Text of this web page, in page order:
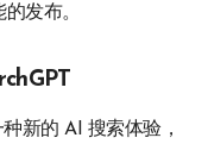
发布。
种新的 AI 搜索体验，